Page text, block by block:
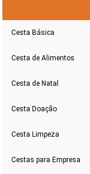
Cesta Básica
Cesta de Alimentos
Cesta de Natal
Cesta Doação
Cesta Limpeza
Cestas para Empresa